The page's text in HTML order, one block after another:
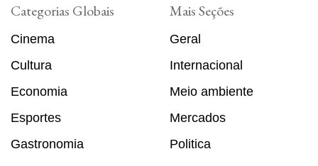
Categorias Globais
Cinema
Cultura
Economia
Esportes
Gastronomia
Mais Seções
Geral
Internacional
Meio ambiente
Mercados
Politica